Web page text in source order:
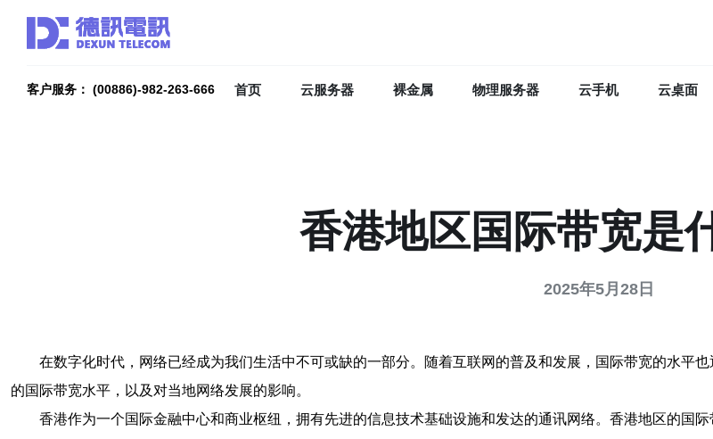
客户服务： (00886)-982-263-666 首页 云服务器 裸金属 物理服务器 云手机 云桌面
香港地区国际带宽是
2025年5月28日
在数字化时代，网络已经成为我们生活中不可或缺的一部分。随着互联网的普及和发展，国际带宽的水平
的国际带宽水平，以及对当地网络发展的影响。
香港作为一个国际金融中心和商业枢纽，拥有先进的信息技术基础设施和发达的通讯网络。香港地区的国